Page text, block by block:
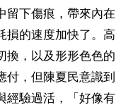
留下傷痕，帶來內在
損的速度加快了。高
換，以及形形色色的
付，但陳夏民意識到
經驗過活，「好像有